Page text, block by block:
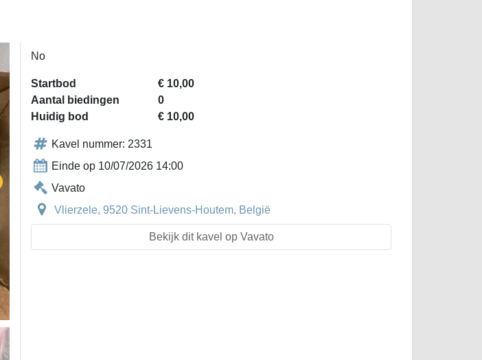
No
Startbod
€ 10,00
Aantal biedingen
0
Huidig bod
€ 10,00
Kavel nummer: 2331
Einde op 10/07/2026 14:00
Vavato
Vlierzele, 9520 Sint-Lievens-Houtem, België
Bekijk dit kavel op Vavato